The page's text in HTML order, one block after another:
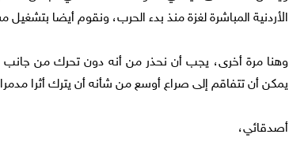
الأردنية المباشرة لغزة منذ بدء الحرب، ونقوم أيضا
وهنا مرة أخرى، يجب أن نحذر من أنه دون تحرك من جانب
يمكن أن تتفاقم إلى صراع أوسع من شأنه أن يترك أثرا
أصدقائي،